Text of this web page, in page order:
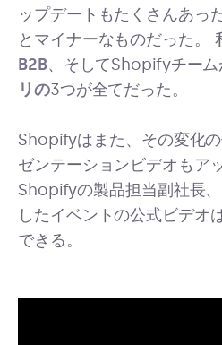
ップデートもたくさんあっ
とマイナーなものだった。
B2B、そしてShopifyチーム
リの3つが全てだった。
Shopifyはまた、その変化
ゼンテーションビデオもア
Shopifyの製品担当副社長
したイベントの公式ビデオ
できる。